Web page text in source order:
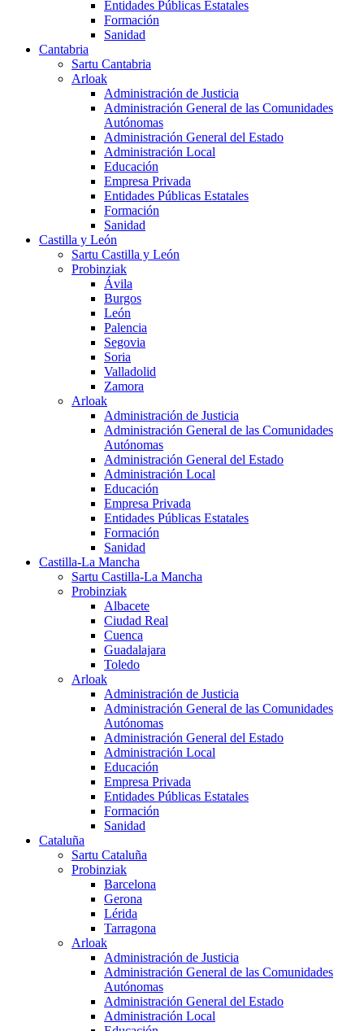
Entidades Públicas Estatales
Formación
Sanidad
Cantabria
Sartu Cantabria
Arloak
Administración de Justicia
Administración General de las Comunidades
Autónomas
Administración General del Estado
Administración Local
Educación
Empresa Privada
Entidades Públicas Estatales
Formación
Sanidad
Castilla y León
Sartu Castilla y León
Probinziak
Ávila
Burgos
León
Palencia
Segovia
Soria
Valladolid
Zamora
Arloak
Administración de Justicia
Administración General de las Comunidades
Autónomas
Administración General del Estado
Administración Local
Educación
Empresa Privada
Entidades Públicas Estatales
Formación
Sanidad
Castilla-La Mancha
Sartu Castilla-La Mancha
Probinziak
Albacete
Ciudad Real
Cuenca
Guadalajara
Toledo
Arloak
Administración de Justicia
Administración General de las Comunidades
Autónomas
Administración General del Estado
Administración Local
Educación
Empresa Privada
Entidades Públicas Estatales
Formación
Sanidad
Cataluña
Sartu Cataluña
Probinziak
Barcelona
Gerona
Lérida
Tarragona
Arloak
Administración de Justicia
Administración General de las Comunidades
Autónomas
Administración General del Estado
Administración Local